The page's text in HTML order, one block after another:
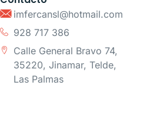
imfercansl@hotmail.com
928 717 386
Calle General Bravo 74,
35220, Jinamar, Telde,
Las Palmas